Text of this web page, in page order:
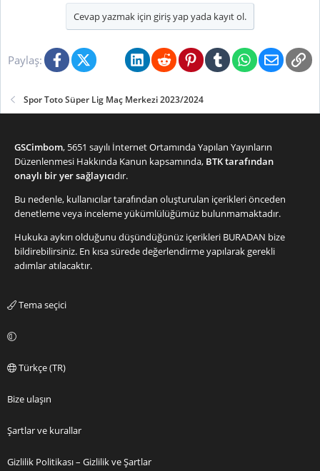
Cevap yazmak için giriş yap yada kayıt ol.
Paylaş: FacebookX (Twitter)BlueskyLinkedInRedditPinterestTumblrWhatsApp
E-posta
Spor Toto Süper Lig Maç Merkezi 2023/2024
GSCimbom, 5651 sayılı İnternet Ortamında Yapılan Yayınların
Düzenlenmesi Hakkında Kanun kapsamında, BTK tarafından
onaylı bir yer sağlayıcıdır.
Bu nedenle, kullanıcılar tarafından oluşturulan içerikleri önceden
denetleme veya inceleme yükümlülüğümüz bulunmamaktadır.
Hukuka aykırı olduğunu düşündüğünüz içerikleri BURADAN bize
bildirebilirsiniz. En kısa sürede değerlendirme yapılarak gerekli
adımlar atılacaktır.
Tema seçici
Türkçe (TR)
Bize ulaşın
Şartlar ve kurallar
Gizlilik Politikası – Gizlilik ve Şartlar